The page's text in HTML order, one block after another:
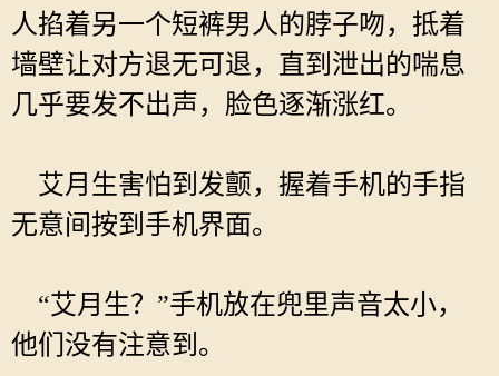
人掐着另一个短裤男人的脖子吻，抵着
墙壁让对方退无可退，直到泄出的喘息
几乎要发不出声，脸色逐渐涨红。
艾月生害怕到发颤，握着手机的手指
无意间按到手机界面。
“艾月生？”手机放在兜里声音太小，
他们没有注意到。